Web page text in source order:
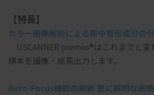
【特長】
カラー画像解析による尿中有形成分の
USCANNER premio®はこれまでと変
標本を撮像・結果出力します。
Auto-Focus機能の刷新 更に鮮明な画